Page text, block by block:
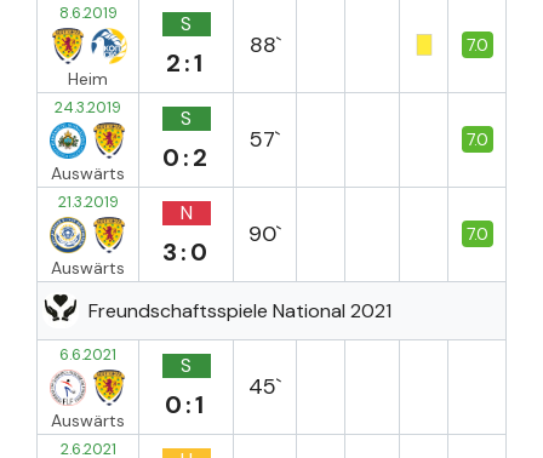
8.6.2019
Heim
S
2:1
88` 7.0
24.3.2019
Auswärts
S
0:2
57` 7.0
21.3.2019
Auswärts
N
3:0
90` 7.0
Freundschaftsspiele National 2021
6.6.2021
Auswärts
S
0:1
45`
2.6.2021